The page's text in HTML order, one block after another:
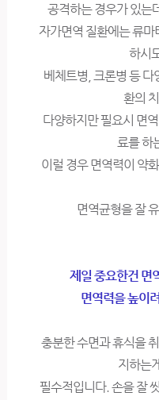
공격하는 경우가 있는
자가면역 질환에는 류마
하시
베체트병, 크론병 등 다
환의
다양하지만 필요시 면
료를 하
이럴 경우 면역력이 약
면역균형을 잘
제일 중요한건 면
면역력을 높이
충분한 수면과 휴식을
지하는
필수적입니다. 손을 잘